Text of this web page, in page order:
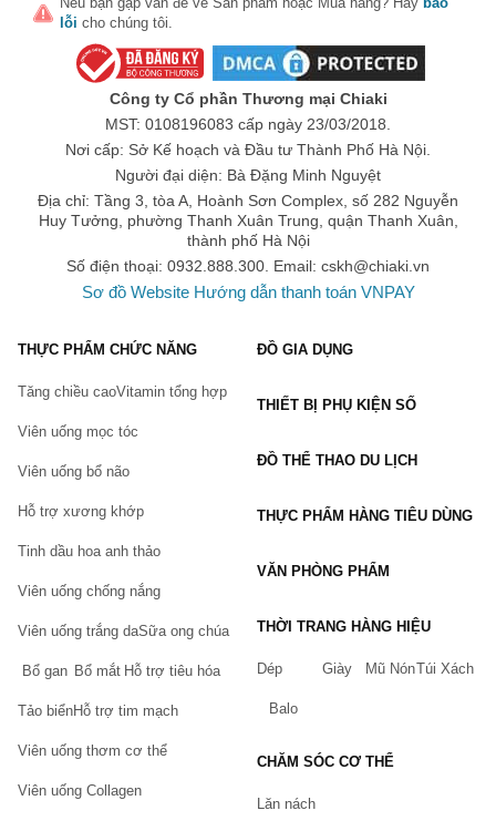
lỗi cho chúng tôi.
Công ty Cổ phần Thương mại Chiaki
MST: 0108196083 cấp ngày 23/03/2018.
Nơi cấp: Sở Kế hoạch và Đầu tư Thành Phố Hà Nội.
Người đại diện: Bà Đặng Minh Nguyệt
Địa chỉ: Tầng 3, tòa A, Hoành Sơn Complex, số 282 Nguyễn
Huy Tưởng, phường Thanh Xuân Trung, quận Thanh Xuân,
thành phố Hà Nội
Số điện thoại: 0932.888.300. Email: cskh@chiaki.vn
Sơ đồ Website Hướng dẫn thanh toán VNPAY
THỰC PHẨM CHỨC NĂNG
Tăng chiều caoVitamin tổng hợp
Viên uống mọc tóc
Viên uống bổ não
Hỗ trợ xương khớp
Tinh dầu hoa anh thảo
Viên uống chống nắng
Viên uống trắng daSữa ong chúa
Bổ gan Bổ mắt Hỗ trợ tiêu hóa
Tảo biểnHỗ trợ tim mạch
Viên uống thơm cơ thể
Viên uống Collagen
ĐỒ GIA DỤNG
THIẾT BỊ PHỤ KIỆN SỐ
ĐỒ THỂ THAO DU LỊCH
THỰC PHẨM HÀNG TIÊU DÙNG
VĂN PHÒNG PHẨM
THỜI TRANG HÀNG HIỆU
Dép Giày Mũ NónTúi Xách
Balo
CHĂM SÓC CƠ THỂ
Lăn nách